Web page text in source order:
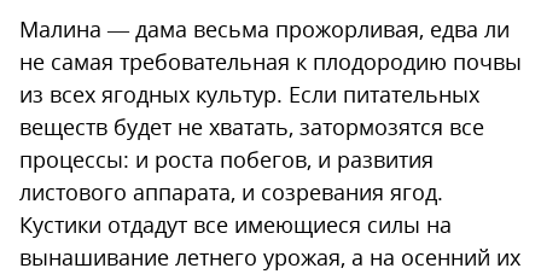
Малина — дама весьма прожорливая, едва ли
не самая требовательная к плодородию почвы
из всех ягодных культур. Если питательных
веществ будет не хватать, затормозятся все
процессы: и роста побегов, и развития
листового аппарата, и созревания ягод.
Кустики отдадут все имеющиеся силы на
вынашивание летнего урожая, а на осенний их